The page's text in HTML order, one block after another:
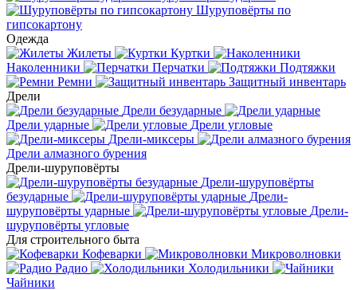
Шуруповёрты по
гипсокартону
Одежда
Жилеты
Куртки
Наколенники
Перчатки
Подтяжки
Ремни
Защитный инвентарь
Дрели
Дрели безударные
Дрели ударные
Дрели угловые
Дрели-миксеры
Дрели алмазного бурения
Дрели-шуруповёрты
Дрели-шуруповёрты
безударные
Дрели-
шуруповёрты ударные
Дрели-
шуруповёрты угловые
Для строительного быта
Кофеварки
Микроволновки
Радио
Холодильники
Чайники